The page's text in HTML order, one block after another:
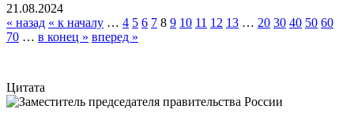
21.08.2024
« назад « к началу … 4 5 6 7 8 9 10 11 12 13 … 20 30 40 50 60
70 … в конец » вперед »
Цитата